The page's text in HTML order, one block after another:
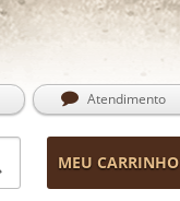
Atendimento
MEU CARRINHO